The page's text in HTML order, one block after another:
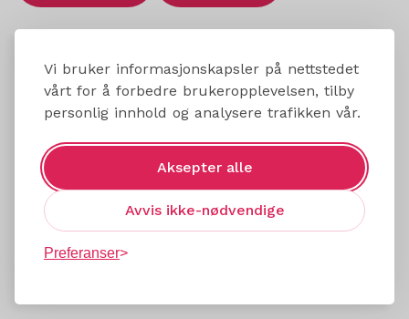
Vi bruker informasjonskapsler på nettstedet
vårt for å forbedre brukeropplevelsen, tilby
personlig innhold og analysere trafikken vår.
Aksepter alle
Avvis ikke-nødvendige
Preferanser